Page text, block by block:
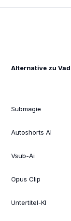
Alternative zu
Submagie
Autoshorts AI
Vsub-Ai
Opus Clip
Untertitel-KI